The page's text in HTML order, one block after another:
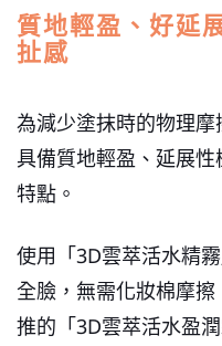
質地輕盈、好延
扯感
為減少塗抹時的物理
具備質地輕盈、延展
特點。
使用「3D雲萃活水精
全臉，無需化妝棉摩
推的「3D雲萃活水盈